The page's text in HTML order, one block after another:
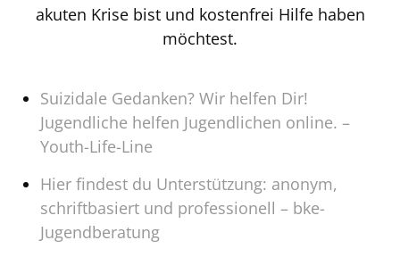
akuten Krise bist und kostenfrei Hilfe haben
möchtest.
Suizidale Gedanken? Wir helfen Dir!
Jugendliche helfen Jugendlichen online. –
Youth-Life-Line
Hier findest du Unterstützung: anonym,
schriftbasiert und professionell – bke-
Jugendberatung